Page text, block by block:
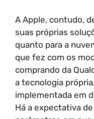
A Apple, contudo,
suas próprias
quanto para a
que fez com os
comprando da
a tecnologia
implementada em
Há a expectativa